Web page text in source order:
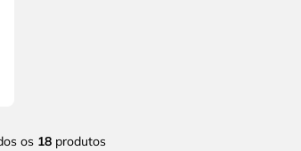
os 18produtos